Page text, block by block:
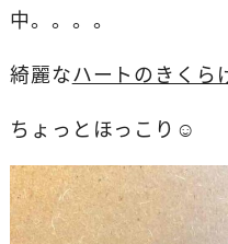
中。。。。
綺麗なハートのきくら
ちょっとほっこり☺